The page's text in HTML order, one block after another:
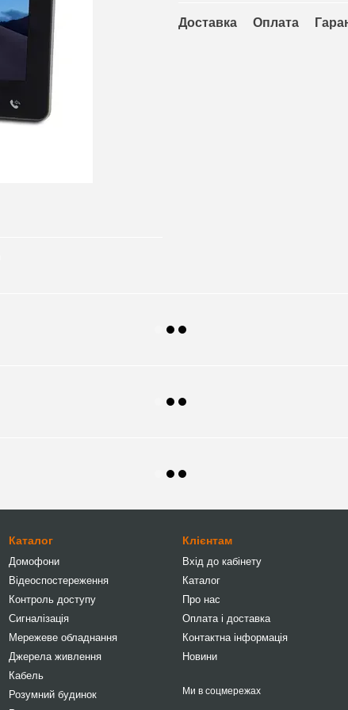
Доставка Оплата
Каталог
Домофони
Відеоспостереження
Контроль доступу
Сигналізація
Мережеве обладнання
Джерела живлення
Кабель
Розумний будинок
Клієнтам
Вхід до кабінету
Каталог
Про нас
Оплата і доставка
Контактна інформація
Новини
Ми в соцмережах